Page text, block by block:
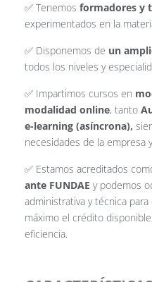
✅ Tenemos formadores y
experimentados en la
✅ Disponemos de un
todos los niveles y
✅ Impartimos cursos en
modalidad online, tanto
e-learning (asíncrona),
necesidades de la empresa
✅ Estamos acreditados
ante FUNDAE y podemos
administrativa y técnica
máximo el crédito
eficiencia.